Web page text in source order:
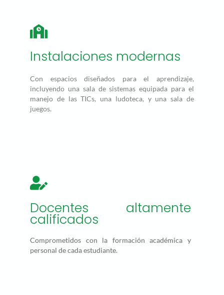
Instalaciones modernas
Con espacios diseñados para el aprendizaje,
incluyendo una sala de sistemas equipada para el
manejo de las TICs, una ludoteca, y una sala de
juegos.
Docentes altamente
calificados
Comprometidos con la formación académica y
personal de cada estudiante.